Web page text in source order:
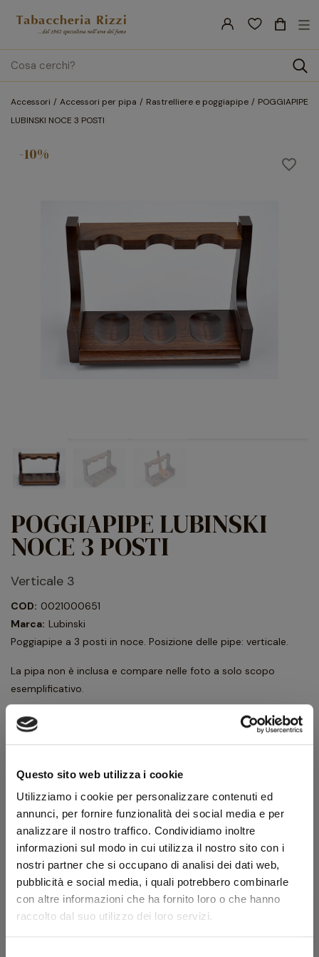
Questo sito web utilizza i cookie
Utilizziamo i cookie per personalizzare contenuti ed
annunci, per fornire funzionalità dei social media e per
analizzare il nostro traffico. Condividiamo inoltre
informazioni sul modo in cui utilizza il nostro sito con i
nostri partner che si occupano di analisi dei dati web,
pubblicità e social media, i quali potrebbero combinarle
con altre informazioni che ha fornito loro o che hanno
raccolto dal suo utilizzo dei loro servizi.
search
☰
Accessori Accessori per pipa Rastrelliere e poggiapipe
POGGIAPIPE
LUBINSKI NOCE 3 POSTI
favorite_border
-10%
POGGIAPIPE LUBINSKI
NOCE 3 POSTI
Verticale 3
COD: 0021000651
Marca: Lubinski
Poggiapipe a 3 posti in noce. Posizione delle pipe: verticale.
La pipa non è inclusa e compare nelle foto a solo scopo
esemplificativo.
50,00 €
Quantità
Scheda tecnica